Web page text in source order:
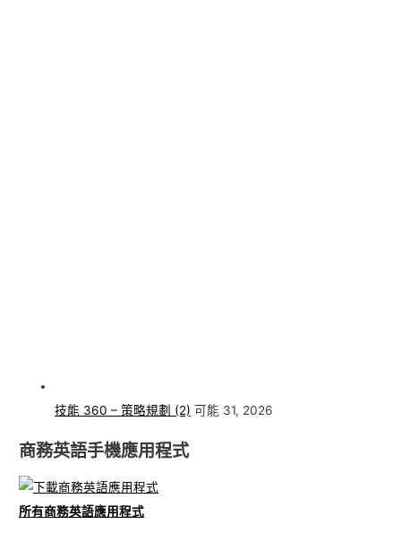
技能 360 – 策略規劃 (2) 可能 31, 2026
商務英語手機應用程式
所有商務英語應用程式